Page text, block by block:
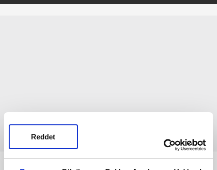
Reddet